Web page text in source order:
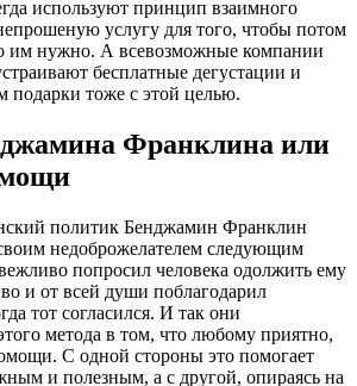
используют принцип взаимного
услугу для того, чтобы потом
им нужно. А всевозможные компании
бесплатные дегустации и
подарки тоже с этой целью.
Франклина или
политик Бенджамин Франклин
недоброжелателем следующим
попросил человека одолжить ему
и от всей души поблагодарил
тот согласился. И так они
метода в том, что любому приятно,
С одной стороны это помогает
и полезным, а с другой, опираясь на